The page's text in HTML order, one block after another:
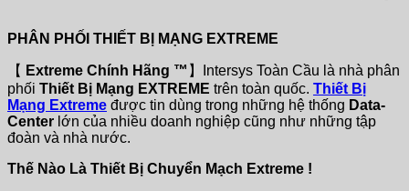
PHÂN PHỐI THIẾT BỊ MẠNG EXTREME
【 Extreme Chính Hãng ™ 】Intersys Toàn Cầu là nhà phân
phối Thiết Bị Mạng EXTREME trên toàn quốc. Thiết Bị
Mạng Extreme được tin dùng trong những hệ thống Data-
Center lớn của nhiều doanh nghiệp cũng như những tập
đoàn và nhà nước.
Thế Nào Là Thiết Bị Chuyển Mạch Extreme !